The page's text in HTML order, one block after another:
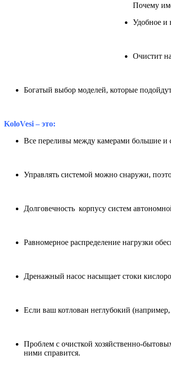
Почему
Удобное и
Очистит
Богатый выбор моделей, которые
KoloVesi – это:
Все переливы между камерами большие и
Управлять системой можно снаружи,
Долговечность корпусу систем
Равномерное распределение нагрузки
Дренажный насос насыщает стоки
Если ваш котлован неглубокий
Проблем с очисткой хозяйственно-
ними справится.